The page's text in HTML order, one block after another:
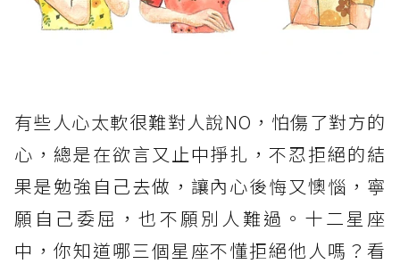
有些人心太軟很難對人說NO，怕傷了對方的
心，總是在欲言又止中掙扎，不忍拒絕的結
果是勉強自己去做，讓內心後悔又懊惱，寧
願自己委屈，也不願別人難過。十二星座
中，你知道哪三個星座不懂拒絕他人嗎？看